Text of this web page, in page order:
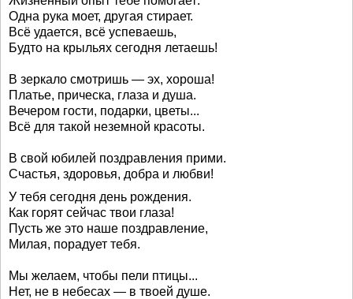
Одна рука моет, другая стирает.
Всё удается, всё успеваешь,
Будто на крыльях сегодня летаешь!
В зеркало смотришь — эх, хороша!
Платье, прическа, глаза и душа.
Вечером гости, подарки, цветы...
Всё для такой неземной красоты.
В свой юбилей поздравления прими.
Счастья, здоровья, добра и любви!
У тебя сегодня день рождения.
Как горят сейчас твои глаза!
Пусть же это наше поздравление,
Милая, порадует тебя.
Мы желаем, чтобы пели птицы...
Нет, не в небесах — в твоей душе.